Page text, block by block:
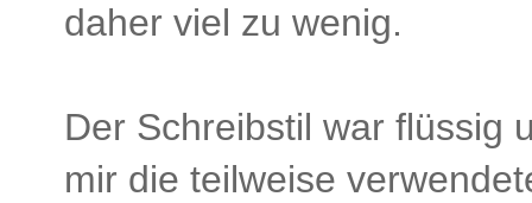
daher viel zu wenig.
Der Schreibstil war flüssig
mir die teilweise